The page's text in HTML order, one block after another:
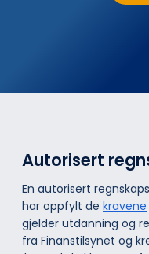
Autorisert
En autorisert
har oppfylt de kravene
gjelder utdanning og
fra Finanstilsynet og